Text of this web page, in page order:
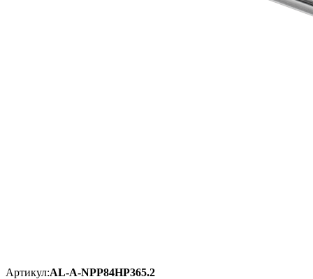
Артикул:AL-A-NPP84HP365.2